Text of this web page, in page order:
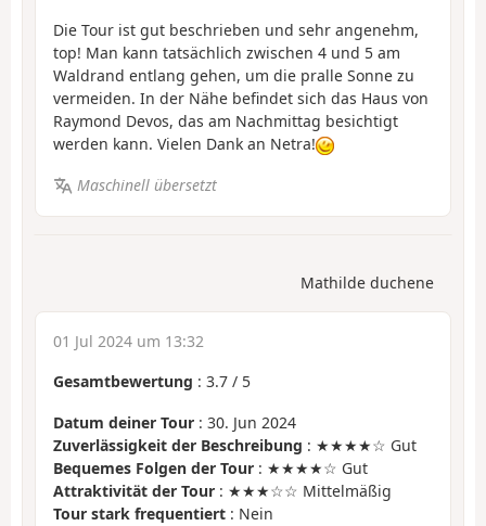
Die Tour ist gut beschrieben und sehr angenehm,
top! Man kann tatsächlich zwischen 4 und 5 am
Waldrand entlang gehen, um die pralle Sonne zu
vermeiden. In der Nähe befindet sich das Haus von
Raymond Devos, das am Nachmittag besichtigt
werden kann. Vielen Dank an Netra!
Maschinell übersetzt
Mathilde duchene
01 Jul 2024 um 13:32
Gesamtbewertung : 3.7 / 5
Datum deiner Tour : 30. Jun 2024
Zuverlässigkeit der Beschreibung : ★★★★☆ Gut
Bequemes Folgen der Tour : ★★★★☆ Gut
Attraktivität der Tour : ★★★☆☆ Mittelmäßig
Tour stark frequentiert : Nein